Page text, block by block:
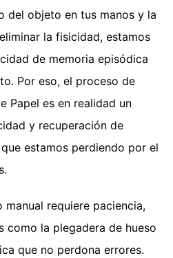
del objeto en tus manos y la
la fisicidad, estamos
de memoria episódica
Por eso, el proceso de
Papel es en realidad un
y recuperación de
estamos perdiendo por el
requiere paciencia,
como la plegadera de hueso
que no perdona errores.